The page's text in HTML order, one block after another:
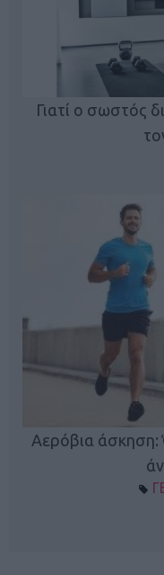
Γιατί ο σωστός
Αερόβια άσκηση: